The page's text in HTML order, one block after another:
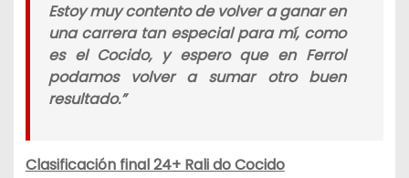
Estoy muy contento de volver a ganar en
una carrera tan especial para mí, como
es el Cocido, y espero que en Ferrol
podamos volver a sumar otro buen
resultado.”
Clasificación final 24+ Rali do Cocido